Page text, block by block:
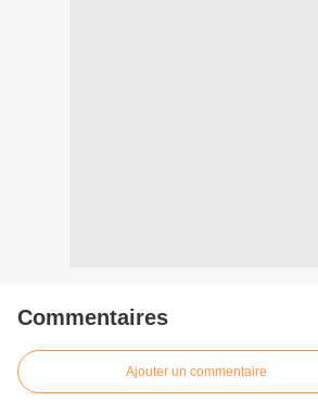
Commentaires
Ajouter un commentaire